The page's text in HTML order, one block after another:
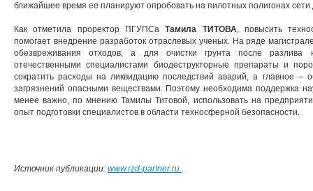
ближайшее время ее планируют опробовать на пилотных полигонах сети
Как отметила проректор ПГУПСаТамила ТИТОВА, повысить
помогает внедрение разработок отраслевых ученых. На ряде
обезвреживания отходов, а для очистки грунта после разлива
отечественными специалистами биодеструкторные препараты и
сократить расходы на ликвидацию последствий аварий, а главное –
загрязнений опасными веществами. Поэтому необходима поддержка
менее важно, по мнению Тамилы Титовой, использовать на
опыт подготовки специалистов в области техносферной безопасности.
Источник публикации: www.rzd-partner.ru.